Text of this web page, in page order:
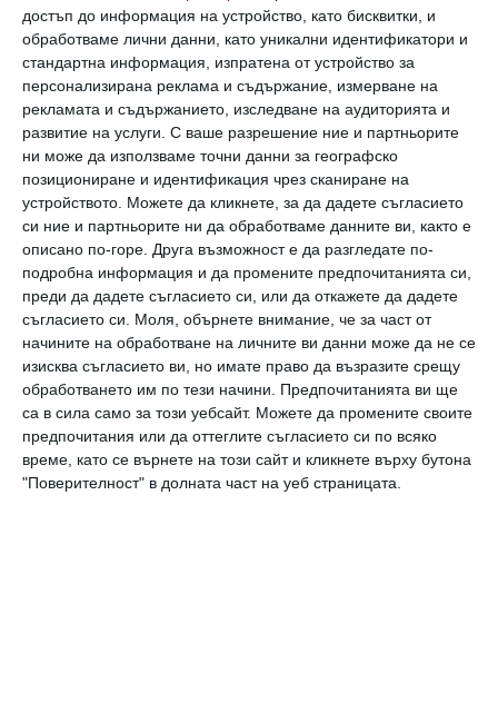
достъп до информация на устройство, като бисквитки, и
обработваме лични данни, като уникални идентификатори и
стандартна информация, изпратена от устройство за
персонализирана реклама и съдържание, измерване на
рекламата и съдържанието, изследване на аудиторията и
развитие на услуги. С ваше разрешение ние и партньорите
ни може да използваме точни данни за географско
позициониране и идентификация чрез сканиране на
устройството. Можете да кликнете, за да дадете съгласието
си ние и партньорите ни да обработваме данните ви, както е
описано по-горе. Друга възможност е да разгледате по-
подробна информация и да промените предпочитанията си,
преди да дадете съгласието си, или да откажете да дадете
съгласието си. Моля, обърнете внимание, че за част от
начините на обработване на личните ви данни може да не се
изисква съгласието ви, но имате право да възразите срещу
обработването им по тези начини. Предпочитанията ви ще
са в сила само за този уебсайт. Можете да промените своите
предпочитания или да оттеглите съгласието си по всяко
време, като се върнете на този сайт и кликнете върху бутона
"Поверителност" в долната част на уеб страницата.
напитките
Вярвате, че менюто ви е балансирано и
контролирано, но теглилката сочи застой?
Може би неволно оценявате калориите,
които приемате, по-ниско. Порциите имат
склонност да стават все по-големи, между
храненията незабелязано се промъкват леки
закуски и дори наглед здравословните храни
може да съдържат много калории. Особено
коварни са калориите в течна форма. Не
само богатите на захар лимонади, но и
любимото капучино може да бъде повече от
безобидна почивка за кафе. Съвет:
съставете си протокол за храненето и